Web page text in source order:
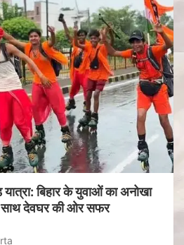
बिहार के युवाओं का अनोखा
साथ देवघर की ओर सफर